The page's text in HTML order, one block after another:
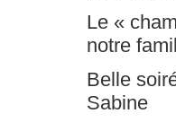
Le «
notre
Belle
Sabine